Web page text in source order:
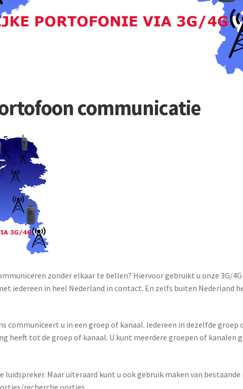
communicatie
zonder elkaar te bellen? Hiervoor gebruikt u onze 3G/
iedereen in heel Nederland in contact. En zelfs buiten Nederland
communiceert u in een groep of kanaal. Iedereen in dezelfde groep
heeft tot de groep of kanaal. U kunt meerdere groepen of kanalen
luidspreker. Maar uiteraard kunt u ook gebruik maken van
recherche oortjes.